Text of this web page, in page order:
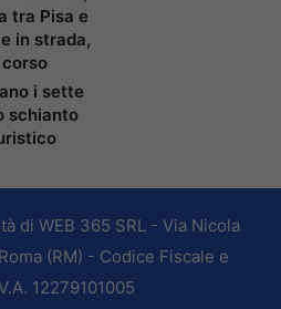
tra Pisa e
in strada,
i sette
schianto
di WEB 365 SRL - Via Nicola
(RM) - Codice Fiscale e
12279101005